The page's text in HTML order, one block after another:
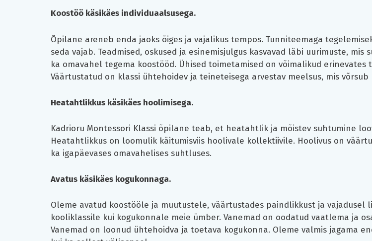
Koostöö käsikäes individuaalsusega.
Õpilane areneb enda jaoks õiges ja vajalikus tempos. Tunniteemaga
seda vajab. Teadmised, oskused ja esinemisjulgus kasvavad läbi uurimuste,
ka omavahel tegema koostööd. Ühised toimetamised on võimalikud erinevates
Väärtustatud on klassi ühtehoidev ja teineteisega arvestav meelsus, mis
Heatahtlikkus käsikäes hoolimisega.
Kadrioru Montessori Klassi õpilane teab, et heatahtlik ja mõistev suhtumine
Heatahtlikkus on loomulik käitumisviis hoolivale kollektiivile. Hoolivus on
ka igapäevases omavahelises suhtluses.
Avatus käsikäes kogukonnaga.
Oleme avatud koostööle ja muutustele, väärtustades paindlikkust ja vajadusel
kooliklassile kui kogukonnale meie ümber. Vanemad on oodatud vaatlema ja
Vanemad on loonud ühtehoidva ja toetava kogukonna. Oleme valmis jagama